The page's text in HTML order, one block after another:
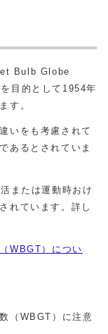
Bulb Globe
目的として1954年
す。
いをも考慮されて
あるとされていま
または運動時おけ
れています。詳し
WBGT）につい
（WBGT）に注意